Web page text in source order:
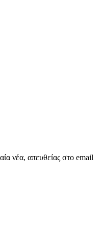
νέα, απευθείας στο email